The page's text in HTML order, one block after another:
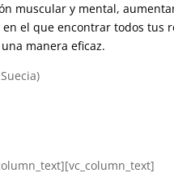
muscular y mental,
el que encontrar todos tus
manera eficaz.